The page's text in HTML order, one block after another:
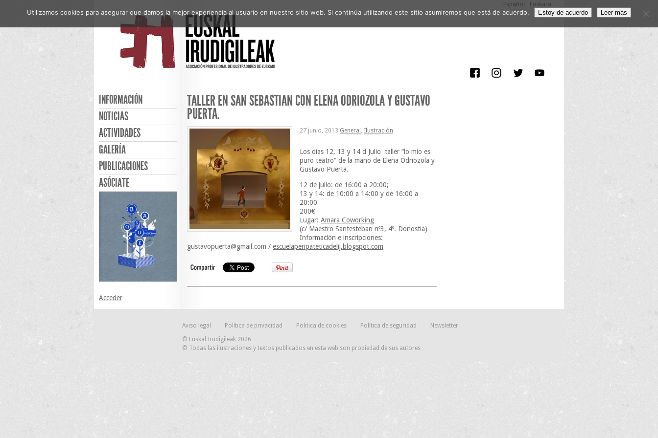
Español Euskara
INFORMACIÓN
NOTICIAS
ACTIVIDADES
GALERÍA
PUBLICACIONES
ASÓCIATE
Acceder
TALLER EN SAN SEBASTIAN CON ELENA ODRIOZOLA Y GUSTAVO
PUERTA.
27 junio, 2013 General , Ilustración
Los días 12, 13 y 14 d Julio taller “lo mío es
puro teatro” de la mano de Elena Odriozola y
Gustavo Puerta.
12 de julio: de 16:00 a 20:00;
13 y 14: de 10:00 a 14:00 y de 16:00 a
20:00
200€
Lugar: Amara Coworking
(c/ Maestro Santesteban nº3, 4º. Donostia)
Información e inscripciones:
gustavopuerta@gmail.com / escuelaperipateticadelij.blogspot.com
Aviso legal Política de privacidad Politica de cookies Política de seguridad
Newsletter
© Euskal Irudigileak 2026
© Todas las ilustraciones y textos publicados en esta web son propiedad de sus autores
Utilizamos cookies para asegurar que damos la mejor experiencia al usuario en nuestro sitio web. Si continúa utilizando este sitio asumiremos que está de acuerdo. Estoy de acuerdo Leer más